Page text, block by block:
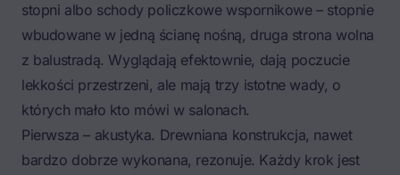
stopni albo schody policzkowe wspornikowe – stopnie
wbudowane w jedną ścianę nośną, druga strona wolna
z balustradą. Wyglądają efektownie, dają poczucie
lekkości przestrzeni, ale mają trzy istotne wady, o
których mało kto mówi w salonach.
Pierwsza – akustyka. Drewniana konstrukcja, nawet
bardzo dobrze wykonana, rezonuje. Każdy krok jest